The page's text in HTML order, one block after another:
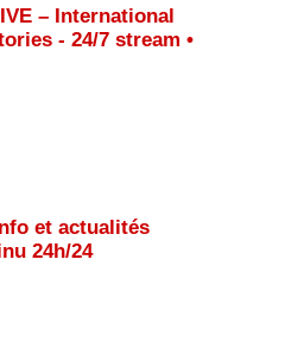
– International
- 24/7 stream •
et actualités
24h/24